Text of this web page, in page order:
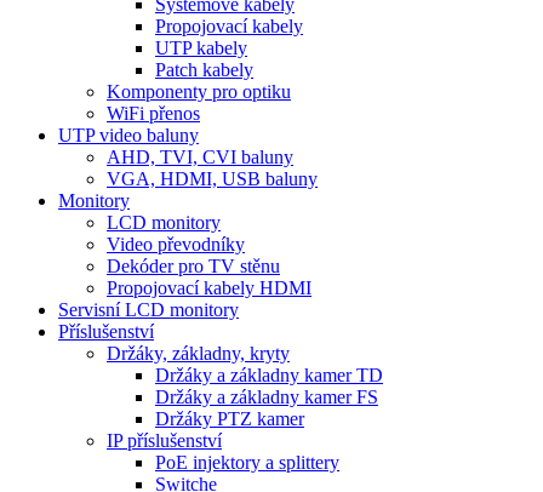
Systémové kabely
Propojovací kabely
UTP kabely
Patch kabely
Komponenty pro optiku
WiFi přenos
UTP video baluny
AHD, TVI, CVI baluny
VGA, HDMI, USB baluny
Monitory
LCD monitory
Video převodníky
Dekóder pro TV stěnu
Propojovací kabely HDMI
Servisní LCD monitory
Příslušenství
Držáky, základny, kryty
Držáky a základny kamer TD
Držáky a základny kamer FS
Držáky PTZ kamer
IP příslušenství
PoE injektory a splittery
Switche